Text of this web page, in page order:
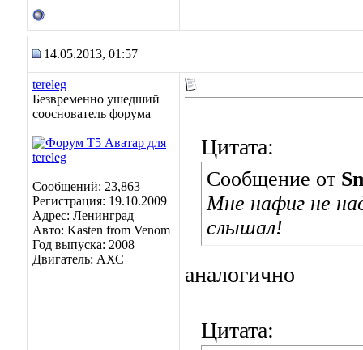
14.05.2013, 01:57
tereleg
Безвременно ушедший
сооснователь форума
Сообщений: 23,863
Регистрация: 19.10.2009
Адрес: Ленинград
Авто: Kasten from Venom
Год выпуска: 2008
Двигатель: АХС
Цитата:
Сообщение от
Мне нафиг не
слышал!
аналогично
Цитата: